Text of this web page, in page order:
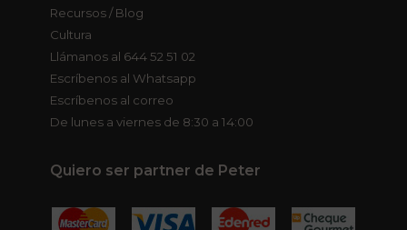
Recursos / Blog
Cultura
Llámanos al 644 52 51 02
Escríbenos al Whatsapp
Escríbenos al correo
De lunes a viernes de 8:30 a 14:00
Quiero ser partner de Peter